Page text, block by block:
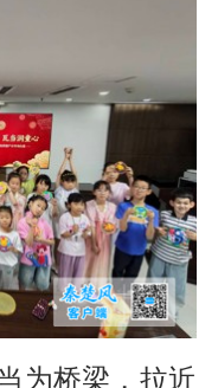
为桥梁，拉近